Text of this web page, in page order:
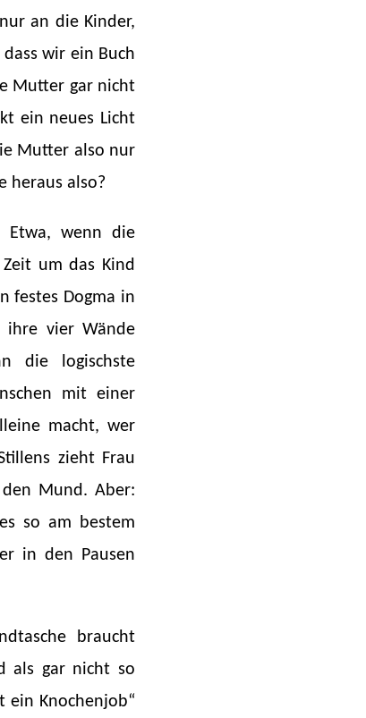
an die Kinder,
wir ein Buch
Mutter gar nicht
ein neues Licht
Mutter also nur
heraus also?
Etwa, wenn die
um das Kind
festes Dogma in
ihre vier Wände
die logischste
mit einer
macht, wer
zieht Frau
Mund. Aber:
so am bestem
in den Pausen
braucht
als gar nicht so
ein Knochenjob“